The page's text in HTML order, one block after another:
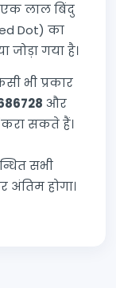
लाल बिंदु
Dot) का
गया है।
भी प्रकार
और
करा सकते हैं।
सभी
अंतिम होगा।